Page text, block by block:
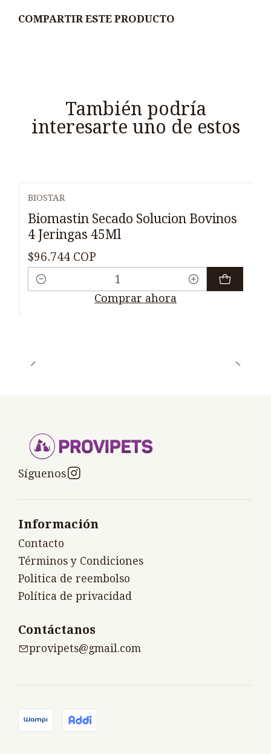
COMPARTIR ESTE PRODUCTO
También podría
interesarte uno de estos
BIOSTAR
Biomastin Secado Solucion Bovinos
4 Jeringas 45Ml
$96.744 COP
Cantidad
Comprar ahora
Síguenos
Información
Contacto
Términos y Condiciones
Politica de reembolso
Política de privacidad
Contáctanos
provipets@gmail.com